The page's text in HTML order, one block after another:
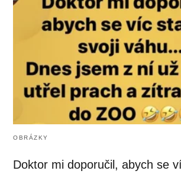
OBRÁZKY
Doktor mi doporučil, abych se